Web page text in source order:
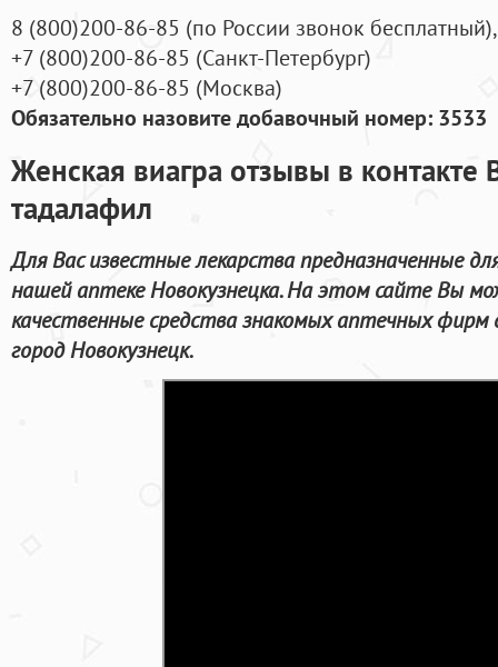
8 (800)200-86-85 (по России звонок бесплатный),
+7 (800)200-86-85 (Санкт-Петербург)
+7 (800)200-86-85 (Москва)
Обязательно назовите добавочный номер: 3533
Женская виагра отзывы в контакте
тадалафил
Для Вас известные лекарства предназначенные
нашей аптеке Новокузнецка. На этом сайте Вы
качественные средства знакомых аптечных фирм
город Новокузнецк.